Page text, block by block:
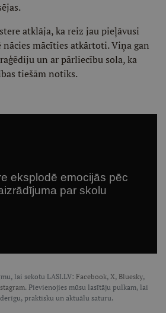
atklāja, ka reiz jau pieļāvusi
nācies mācīties atkārtoti. Viņa gan
un ar pārliecību sola, ka
tiešām notiks.
lai sekotu LASI.LV: Facebook, X, Bluesky,
. Pievienojies mūsu lasītāju pulkam, lai
praktisku un aktuālu saturu.